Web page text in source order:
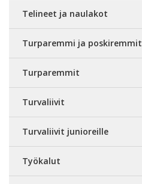
Telineet ja naulakot
Turparemmi ja poskiremmit
Turparemmit
Turvaliivit
Turvaliivit junioreille
Työkalut